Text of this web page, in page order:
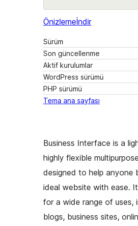
Önizlemeİndir
Sürüm
Son güncellenme
Aktif kurulumlar
WordPress sürümü
PHP sürümü
Tema ana sayfası
Business Interface is a
highly flexible
designed to help anyone
ideal website with ease.
for a wide range of uses,
blogs, business sites,